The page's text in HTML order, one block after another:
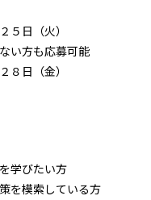
５日（火）
い方も応募可能
日（金）
学びたい方
を模索している方